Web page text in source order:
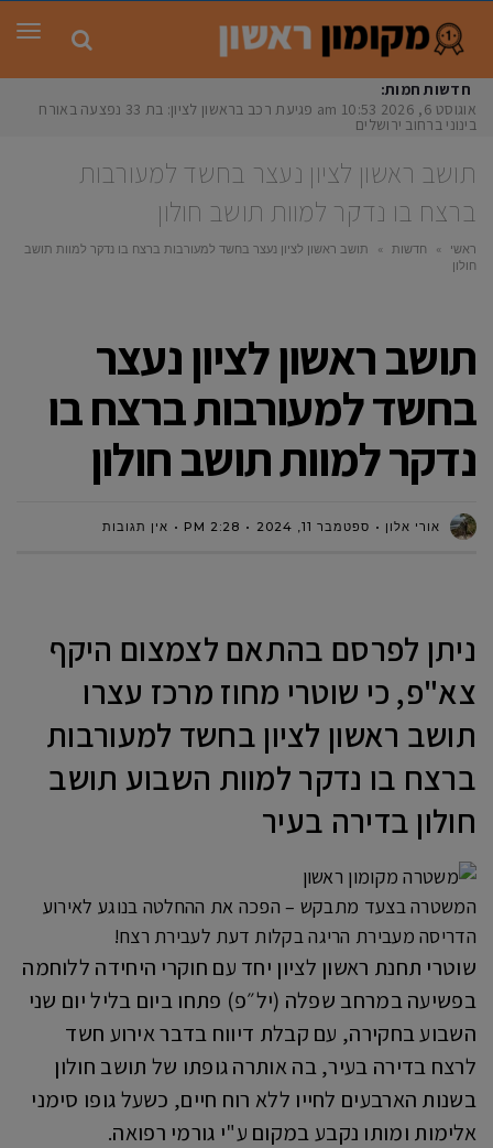
חדשות חמות:
אוגוסט 6, 2026
10:53 am פגיעת רכב בראשון לציון: בת 33 נפצעה באורח
בינוני ברחוב ירושלים
תושב ראשון לציון נעצר בחשד למעורבות
ברצח בו נדקר למוות תושב חולון
ראשי » חדשות »
תושב ראשון לציון נעצר בחשד למעורבות ברצח בו נדקר למוות תושב
חולון
תושב ראשון לציון נעצר
בחשד למעורבות ברצח בו
נדקר למוות תושב חולון
אורי אלון ספטמבר 11, 2024 2:28 PM אין תגובות
ניתן לפרסם בהתאם לצמצום היקף
צא"פ, כי שוטרי מחוז מרכז עצרו
תושב ראשון לציון בחשד למעורבות
ברצח בו נדקר למוות השבוע תושב
חולון בדירה בעיר
המשטרה בצעד מתבקש – הפכה את ההחלטה בנוגע לאירוע
הדריסה מעבירת הריגה בקלות דעת לעבירת רצח!
שוטרי תחנת ראשון לציון יחד עם חוקרי היחידה ללוחמה
בפשיעה במרחב שפלה (יל״פ) פתחו ביום בליל יום שני
השבוע בחקירה, עם קבלת דיווח בדבר אירוע חשד
לרצח בדירה בעיר, בה אותרה גופתו של תושב חולון
בשנות הארבעים לחייו ללא רוח חיים, כשעל גופו סימני
אלימות ומותו נקבע במקום ע"י גורמי רפואה.